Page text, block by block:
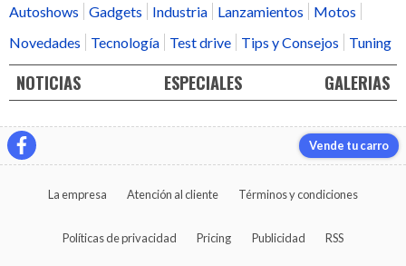
Autoshows
Gadgets Industria Lanzamientos
Motos
Novedades
Tecnología Test drive Tips y Consejos Tuning
NOTICIAS ESPECIALES GALERIAS
Vende tu carro
La empresa Atención al cliente Términos y condiciones
Políticas de privacidad Pricing Publicidad RSS